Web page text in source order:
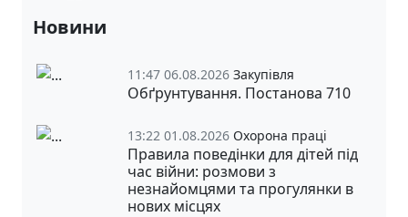
Новини
11:47 06.08.2026 Закупівля
Обґрунтування. Постанова 710
13:22 01.08.2026 Охорона праці
Правила поведінки для дітей під
час війни: розмови з
незнайомцями та прогулянки в
нових місцях